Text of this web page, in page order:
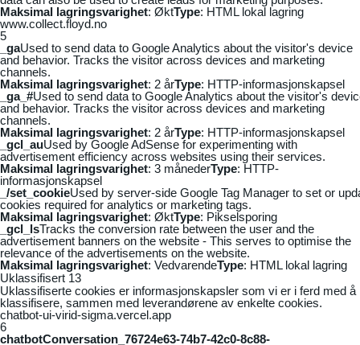
Maksimal lagringsvarighet: ØktType: HTML lokal lagring
www.collect.floyd.no
5
_gaUsed to send data to Google Analytics about the visitor's device
and behavior. Tracks the visitor across devices and marketing
channels.
Maksimal lagringsvarighet: 2 årType: HTTP-informasjonskapsel
_ga_#Used to send data to Google Analytics about the visitor's
and behavior. Tracks the visitor across devices and marketing
channels.
Maksimal lagringsvarighet: 2 årType: HTTP-informasjonskapsel
_gcl_auUsed by Google AdSense for experimenting with
advertisement efficiency across websites using their services.
Maksimal lagringsvarighet: 3 månederType: HTTP-
informasjonskapsel
_/set_cookieUsed by server-side Google Tag Manager to set or
cookies required for analytics or marketing tags.
Maksimal lagringsvarighet: ØktType: Pikselsporing
_gcl_lsTracks the conversion rate between the user and the
advertisement banners on the website - This serves to optimise the
relevance of the advertisements on the website.
Maksimal lagringsvarighet: VedvarendeType: HTML lokal lagring
Uklassifisert 13
Uklassifiserte cookies er informasjonskapsler som vi er i ferd med å
klassifisere, sammen med leverandørene av enkelte cookies.
chatbot-ui-virid-sigma.vercel.app
6
chatbotConversation_76724e63-74b7-42c0-8c88-